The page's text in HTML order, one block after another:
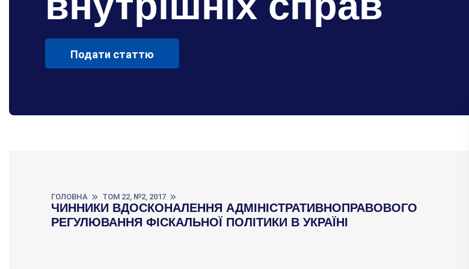
Подати статтю
ГОЛОВНА ТОМ 22, №2, 2017
ЧИННИКИ ВДОСКОНАЛЕННЯ АДМІНІСТРАТИВНОПРАВОВОГО
РЕГУЛЮВАННЯ ФІСКАЛЬНОЇ ПОЛІТИКИ В УКРАЇНІ